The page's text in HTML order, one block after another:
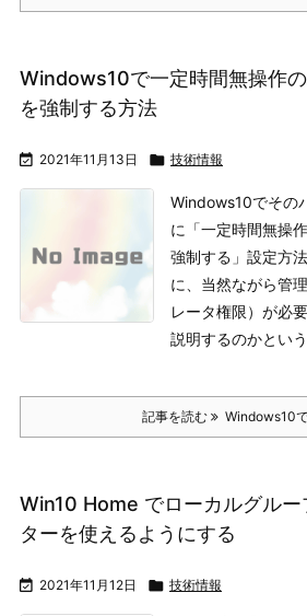
Windows10で一定時間無操作
を強制する方法
 2021年11月13日  技術情報
Windows10でその
に「一定時間無操
強制する」設定方
に、当然ながら管
レータ権限）が必要
説明するのかとい
記事を読む Windows10
Win10 Home でローカルグルー
ターを使えるようにする
 2021年11月12日  技術情報